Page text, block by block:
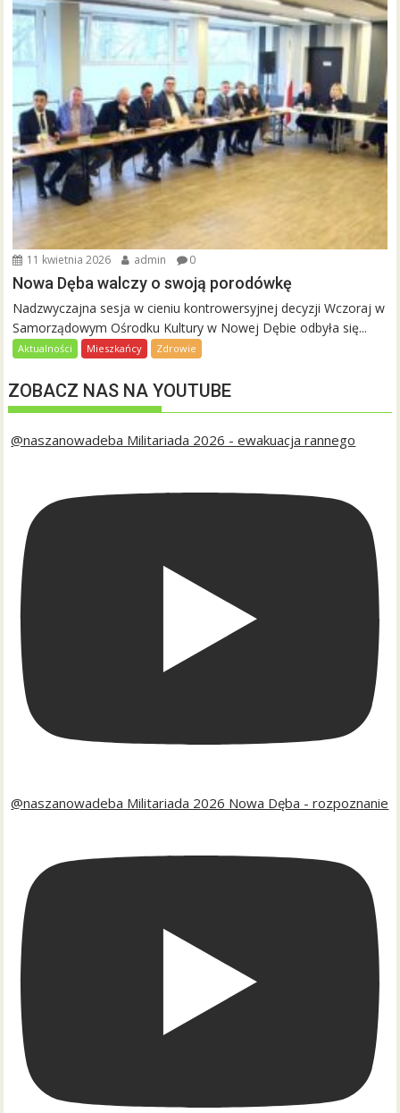
11 kwietnia 2026 admin 0
Nowa Dęba walczy o swoją porodówkę
Nadzwyczajna sesja w cieniu kontrowersyjnej decyzji Wczoraj w
Samorządowym Ośrodku Kultury w Nowej Dębie odbyła się...
Aktualności Mieszkańcy Zdrowie
ZOBACZ NAS NA YOUTUBE
@naszanowadeba Militariada 2026 - ewakuacja rannego
@naszanowadeba Militariada 2026 Nowa Dęba - rozpoznanie